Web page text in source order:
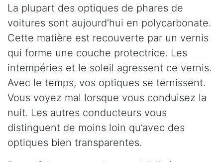
La plupart des optiques de phares de
voitures sont aujourd’hui en polycarbonate.
Cette matière est recouverte par un vernis
qui forme une couche protectrice. Les
intempéries et le soleil agressent ce vernis.
Avec le temps, vos optiques se ternissent.
Vous voyez mal lorsque vous conduisez la
nuit. Les autres conducteurs vous
distinguent de moins loin qu’avec des
optiques bien transparentes.